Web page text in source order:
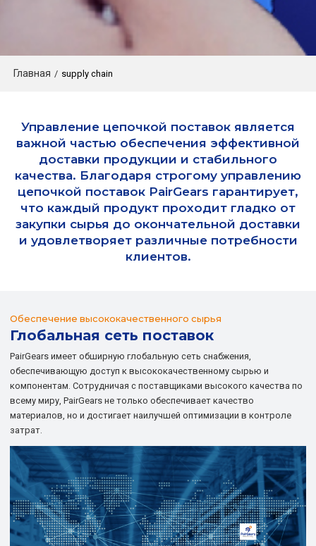
Главная / supply chain
Управление цепочкой поставок является
важной частью обеспечения эффективной
доставки продукции и стабильного
качества. Благодаря строгому управлению
цепочкой поставок PairGears гарантирует,
что каждый продукт проходит гладко от
закупки сырья до окончательной доставки
и удовлетворяет различные потребности
клиентов.
Обеспечение высококачественного сырья
Глобальная сеть поставок
PairGears имеет обширную глобальную сеть снабжения,
обеспечивающую доступ к высококачественному сырью и
компонентам. Сотрудничая с поставщиками высокого качества по
всему миру, PairGears не только обеспечивает качество
материалов, но и достигает наилучшей оптимизации в контроле
затрат.